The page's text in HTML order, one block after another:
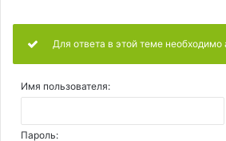
Для ответа в этой теме необходимо
Имя пользователя:
Пароль: